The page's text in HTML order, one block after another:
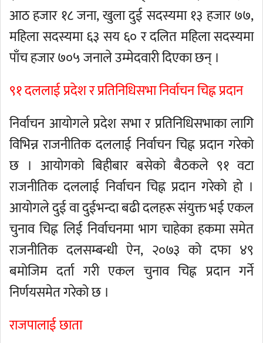
आठ हजार १८ जना, खुला दुई सदस्यमा १३ हजार ७७,
महिला सदस्यमा ६३ सय ६० र दलित महिला सदस्यमा
पाँच हजार ७०५ जनाले उम्मेदवारी दिएका छन् ।
९१ दललाई प्रदेश र प्रतिनिधिसभा निर्वाचन चिह्न प्रदान
निर्वाचन आयोगले प्रदेश सभा र प्रतिनिधिसभाका लागि
विभिन्न राजनीतिक दललाई निर्वाचन चिह्न प्रदान गरेको
छ । आयोगको बिहीबार बसेको बैठकले ९१ वटा
राजनीतिक दललाई निर्वाचन चिह्न प्रदान गरेको हो ।
आयोगले दुई वा दुईभन्दा बढी दलहरू संयुक्त भई एकल
चुनाव चिह्न लिई निर्वाचनमा भाग चाहेका हकमा समेत
राजनीतिक दलसम्बन्धी ऐन, २०७३ को दफा ४९
बमोजिम दर्ता गरी एकल चुनाव चिह्न प्रदान गर्ने
निर्णयसमेत गरेको छ ।
राजपालाई छाता